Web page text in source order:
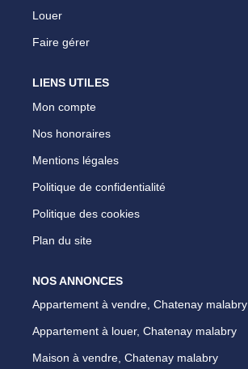
Louer
Faire gérer
LIENS UTILES
Mon compte
Nos honoraires
Mentions légales
Politique de confidentialité
Politique des cookies
Plan du site
NOS ANNONCES
Appartement à vendre, Chatenay malabry
Appartement à louer, Chatenay malabry
Maison à vendre, Chatenay malabry